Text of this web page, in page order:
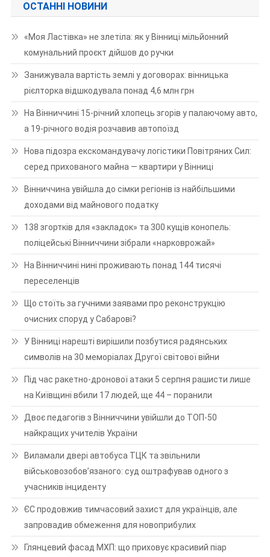
ОСТАННІ НОВИНИ
«Моя Ластівка» не злетіла: як у Вінниці мільйонний
комунальний проєкт дійшов до ручки
Занижувала вартість землі у договорах: вінницька
рієлторка відшкодувала понад 4,6 млн грн
На Вінниччині 15-річний хлопець згорів у палаючому авто,
а 19-річного водія розчавив автопоїзд
Нова підозра екскомандувачу логістики Повітряних Сил:
серед прихованого майна — квартири у Вінниці
Вінниччина увійшла до сімки регіонів із найбільшими
доходами від майнового податку
138 згортків для «закладок» та 300 кущів конопель:
поліцейські Вінниччини зібрали «нарковрожай»
На Вінниччині нині проживають понад 144 тисячі
переселенців
Що стоїть за гучними заявами про реконструкцію
очисних споруд у Сабарові?
У Вінниці нарешті вирішили позбутися радянських
символів на 30 меморіалах Другої світової війни
Під час ракетно-дронової атаки 5 серпня рашисти лише
на Київщині вбили 17 людей, ще 44 – поранили
Двоє педагогів з Вінниччини увійшли до ТОП-50
найкращих учителів України
Виламали двері автобуса ТЦК та звільнили
військовозобов’язаного: суд оштрафував одного з
учасників інциденту
ЄС продовжив тимчасовий захист для українців, але
запровадив обмеження для новоприбулих
Глянцевий фасад МХП: що приховує красивий піар